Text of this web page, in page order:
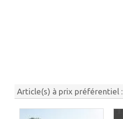
Article(s) à prix préférentiel :